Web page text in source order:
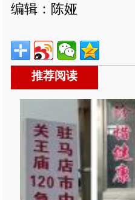
编辑：陈娅
推荐阅读